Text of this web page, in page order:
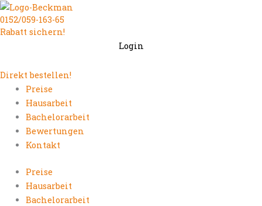
Zum
Inhalt
springen
0152/059-163-65
Rabatt sichern!
Login
Direkt bestellen!
Preise
Hausarbeit
Bachelorarbeit
Bewertungen
Kontakt
Preise
Hausarbeit
Bachelorarbeit